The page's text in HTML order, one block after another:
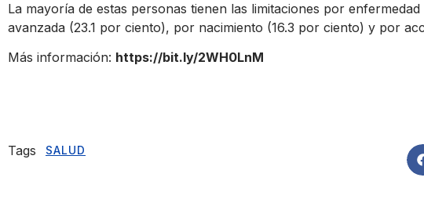
La mayoría de estas personas tienen las limitaciones por
avanzada (23.1 por ciento), por nacimiento (16.3 por ciento) y por
Más información: https://bit.ly/2WH0LnM
Tags SALUD